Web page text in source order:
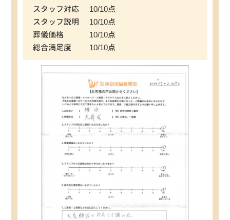
スタッフ対応
10/10点
スタッフ説明
10/10点
葬儀価格
10/10点
総合満足度
10/10点